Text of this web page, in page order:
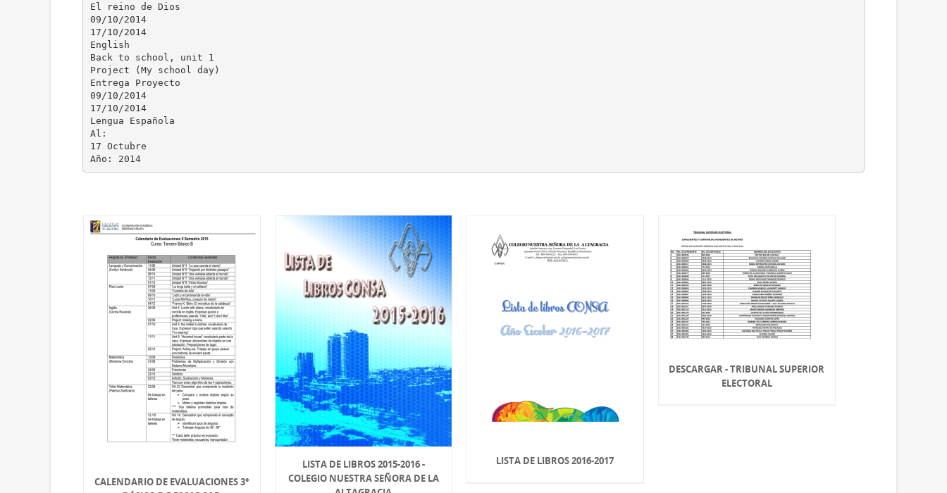
El reino de Dios
09/10/2014
17/10/2014
English
Back to school, unit 1
Project (My school day)
Entrega Proyecto
09/10/2014
17/10/2014
Lengua Española
Al:
17 Octubre
Año: 2014
CALENDARIO DE EVALUACIONES 3°
LISTA DE LIBROS 2015-2016 -
COLEGIO NUESTRA SEÑORA DE LA
LISTA DE LIBROS 2016-2017
DESCARGAR - TRIBUNAL SUPERIOR
ELECTORAL